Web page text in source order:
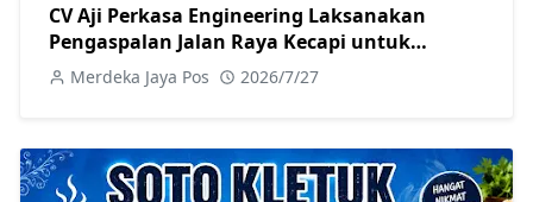
CV Aji Perkasa Engineering Laksanakan
Pengaspalan Jalan Raya Kecapi untuk
Tingkatkan Kualitas Infrastruktur
Merdeka Jaya Pos 2026/7/27